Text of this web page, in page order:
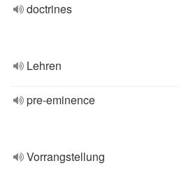
doctrines
Lehren
pre-eminence
Vorrangstellung